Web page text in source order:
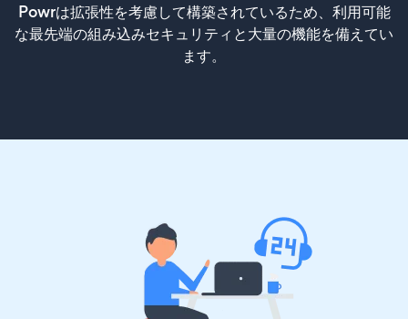
Powrは拡張性を考慮して構築されているため、利用可能
な最先端の組み込みセキュリティと大量の機能を備えてい
ます。